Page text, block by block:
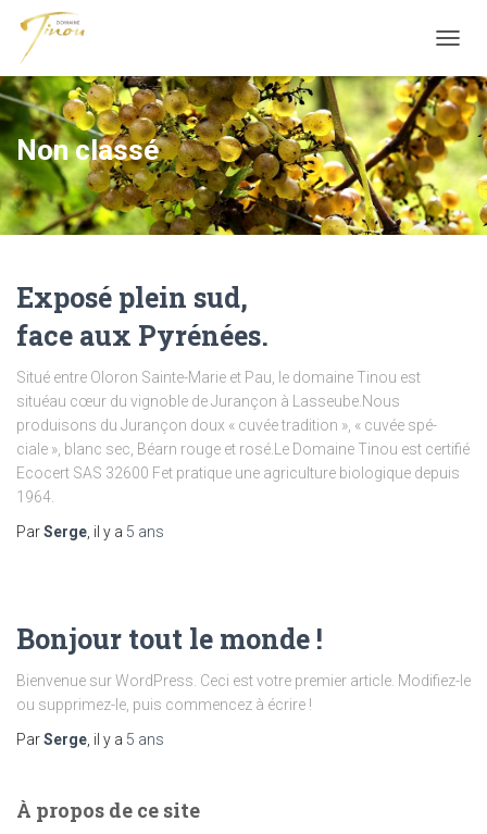
Non classé
Exposé plein sud,
face aux Pyrénées.
Situé entre Oloron Sainte-Marie et Pau, le domaine Tinou est
situéau cœur du vignoble de Jurançon à Lasseube.Nous
produisons du Jurançon doux « cuvée tradition », « cuvée spé-
ciale », blanc sec, Béarn rouge et rosé.Le Domaine Tinou est certifié
Ecocert SAS 32600 Fet pratique une agriculture biologique depuis
1964.
ParSerge , il y a 5 ans
Bonjour tout le monde !
Bienvenue sur WordPress. Ceci est votre premier article. Modifiez-le
ou supprimez-le, puis commencez à écrire !
ParSerge , il y a 5 ans
À propos de ce site